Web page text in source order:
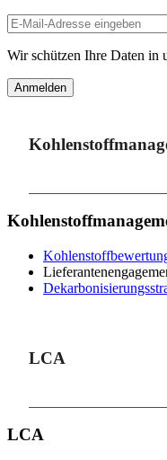
Wir schützen Ihre Daten in
Anmelden
LCA
LCA